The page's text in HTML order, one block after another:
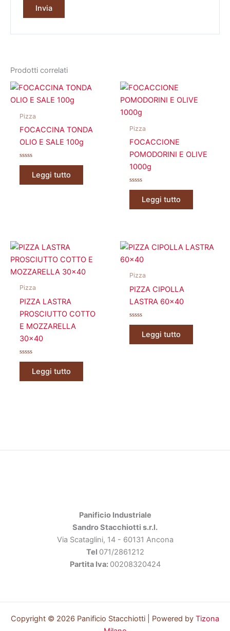
Prodotti correlati
Pizza
FOCACCINA TONDA
OLIO E SALE 100g
Valutato
5
Leggi tutto
Pizza
FOCACCIONE
POMODORINI E OLIVE
1000g
Valutato
5
Leggi tutto
Pizza
PIZZA LASTRA
PROSCIUTTO COTTO
E MOZZARELLA
30×40
Valutato
Leggi tutto
Pizza
PIZZA CIPOLLA
LASTRA 60×40
Valutato
Leggi tutto
Panificio Industriale
Sandro Stacchiotti s.r.l.
Via Scataglini, 14 - 60131 Ancona
Tel 071/2861212
Partita Iva: 00208320424
Copyright © 2026 Panificio Stacchiotti | Powered by Tizona